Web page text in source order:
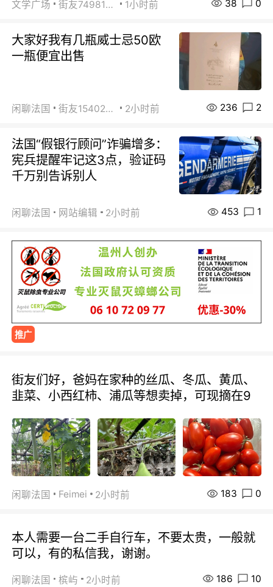
文学广场 街友74981146 1小时前 38 0
大家好我有几瓶威士忌50欧
一瓶便宜出售
闲聊法国 街友15402223 2小时前 236 2
法国“假银行顾问”诈骗增多：
宪兵提醒牢记这3点，验证码
千万别告诉别人
闲聊法国 网站编辑 2小时前 453 1
推广
街友们好，爸妈在家种的丝瓜、冬瓜、黄瓜、
韭菜、小西红柿、浦瓜等想卖掉，可现摘在9
闲聊法国 Feimei 2小时前 183 0
本人需要一台二手自行车，不要太贵，一般就
可以，有的私信我，谢谢。
闲聊法国 槟屿 2小时前 186 10